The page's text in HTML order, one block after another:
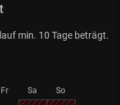
min. 10 Tage beträgt.
Fr Sa So